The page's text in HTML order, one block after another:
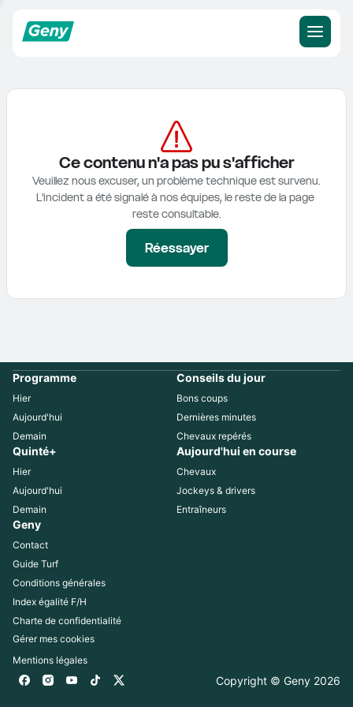
Ce contenu n'a pas pu s'afficher
Veuillez nous excuser, un problème technique est survenu.
L'incident a été signalé à nos équipes, le reste de la page
reste consultable.
Réessayer
Programme
Hier
Aujourd'hui
Demain
Conseils du jour
Bons coups
Dernières minutes
Chevaux repérés
Quinté+
Hier
Aujourd'hui
Demain
Aujourd'hui en course
Chevaux
Jockeys & drivers
Entraîneurs
Geny
Contact
Guide Turf
Conditions générales
Index égalité F/H
Charte de confidentialité
Gérer mes cookies
Mentions légales
Copyright © Geny 2026